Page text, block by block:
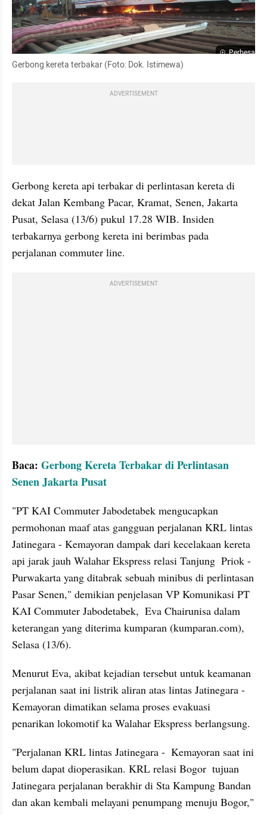
Perbesar
Gerbong kereta terbakar (Foto: Dok. Istimewa)
ADVERTISEMENT
Gerbong kereta api terbakar di perlintasan kereta di
dekat Jalan Kembang Pacar, Kramat, Senen, Jakarta
Pusat, Selasa (13/6) pukul 17.28 WIB. Insiden
terbakarnya gerbong kereta ini berimbas pada
perjalanan commuter line.
ADVERTISEMENT
Baca: Gerbong Kereta Terbakar di Perlintasan
Senen Jakarta Pusat
"PT KAI Commuter Jabodetabek mengucapkan
permohonan maaf atas gangguan perjalanan KRL lintas
Jatinegara - Kemayoran dampak dari kecelakaan kereta
api jarak jauh Walahar Ekspress relasi Tanjung  Priok -
Purwakarta yang ditabrak sebuah minibus di perlintasan
Pasar Senen," demikian penjelasan VP Komunikasi PT
KAI Commuter Jabodetabek,  Eva Chairunisa dalam
keterangan yang diterima kumparan (kumparan.com),
Selasa (13/6).
Menurut Eva, akibat kejadian tersebut untuk keamanan
perjalanan saat ini listrik aliran atas lintas Jatinegara -
Kemayoran dimatikan selama proses evakuasi
penarikan lokomotif ka Walahar Ekspress berlangsung.
"Perjalanan KRL lintas Jatinegara -  Kemayoran saat ini
belum dapat dioperasikan. KRL relasi Bogor  tujuan
Jatinegara perjalanan berakhir di Sta Kampung Bandan
dan akan kembali melayani penumpang menuju Bogor,"